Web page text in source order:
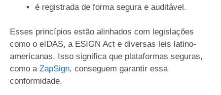
é registrada de forma segura e auditável.
Esses princípios estão alinhados com legislações
como o eIDAS, a ESIGN Act e diversas leis latino-
americanas. Isso significa que plataformas seguras,
como aZapSign, conseguem garantir essa
conformidade.